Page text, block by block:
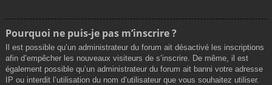
Pourquoi ne puis-je pas m’inscrire ?
Il est possible qu’un administrateur du forum ait désactivé les inscriptions
afin d’empêcher les nouveaux visiteurs de s’inscrire. De même, il est
également possible qu’un administrateur du forum ait banni votre adresse
IP ou interdit l’utilisation du nom d’utilisateur que vous souhaitez utiliser.